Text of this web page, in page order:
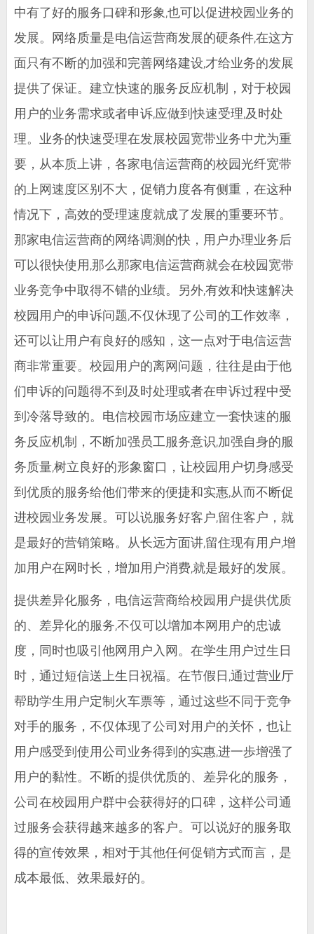
中有了好的服务口碑和形象,也可以促进校园业务的
发展。网络质量是电信运营商发展的硬条件,在这方
面只有不断的加强和完善网络建设,才给业务的发展
提供了保证。建立快速的服务反应机制，对于校园
用户的业务需求或者申诉,应做到快速受理,及时处
理。业务的快速受理在发展校园宽带业务中尤为重
要，从本质上讲，各家电信运营商的校园光纤宽带
的上网速度区别不大，促销力度各有侧重，在这种
情况下，高效的受理速度就成了发展的重要环节。
那家电信运营商的网络调测的快，用户办理业务后
可以很快使用,那么那家电信运营商就会在校园宽带
业务竞争中取得不错的业绩。另外,有效和快速解决
校园用户的申诉问题,不仅休现了公司的工作效率，
还可以让用户有良好的感知，这一点对于电信运营
商非常重要。校园用户的离网问题，往往是由于他
们申诉的问题得不到及时处理或者在申诉过程中受
到冷落导致的。电信校园市场应建立一套快速的服
务反应机制，不断加强员工服务意识,加强自身的服
务质量,树立良好的形象窗口，让校园用户切身感受
到优质的服务给他们带来的便捷和实惠,从而不断促
进校园业务发展。可以说服务好客户,留住客户，就
是最好的营销策略。从长远方面讲,留住现有用户,增
加用户在网时长，增加用户消费,就是最好的发展。
提供差异化服务，电信运营商给校园用户提供优质
的、差异化的服务,不仅可以增加本网用户的忠诚
度，同时也吸引他网用户入网。在学生用户过生日
时，通过短信送上生日祝福。在节假日,通过营业厅
帮助学生用户定制火车票等，通过这些不同于竞争
对手的服务，不仅体现了公司对用户的关怀，也让
用户感受到使用公司业务得到的实惠,进一歩增强了
用户的黏性。不断的提供优质的、差异化的服务，
公司在校园用户群中会获得好的口碑，这样公司通
过服务会获得越来越多的客户。可以说好的服务取
得的宣传效果，相对于其他任何促销方式而言，是
成本最低、效果最好的。